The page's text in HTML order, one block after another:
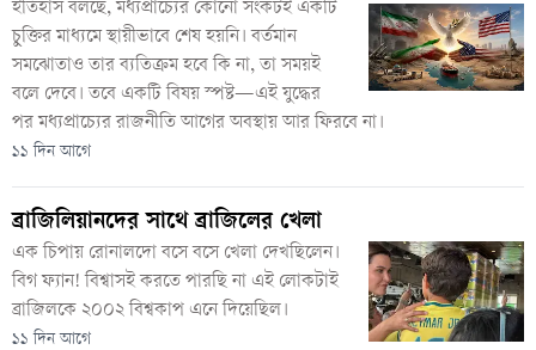
ইতিহাস বলছে, মধ্যপ্রাচ্যের কোনো সংকটই একটি
চুক্তির মাধ্যমে স্থায়ীভাবে শেষ হয়নি। বর্তমান
সমঝোতাও তার ব্যতিক্রম হবে কি না, তা সময়ই
বলে দেবে। তবে একটি বিষয় স্পষ্ট—এই যুদ্ধের
পর মধ্যপ্রাচ্যের রাজনীতি আগের অবস্থায় আর ফিরবে না।
১১ দিন আগে
ব্রাজিলিয়ানদের সাথে ব্রাজিলের খেলা
এক চিপায় রোনালদো বসে বসে খেলা দেখছিলেন।
বিগ ফ্যান! বিশ্বাসই করতে পারছি না এই লোকটাই
ব্রাজিলকে ২০০২ বিশ্বকাপ এনে দিয়েছিল।
১১ দিন আগে